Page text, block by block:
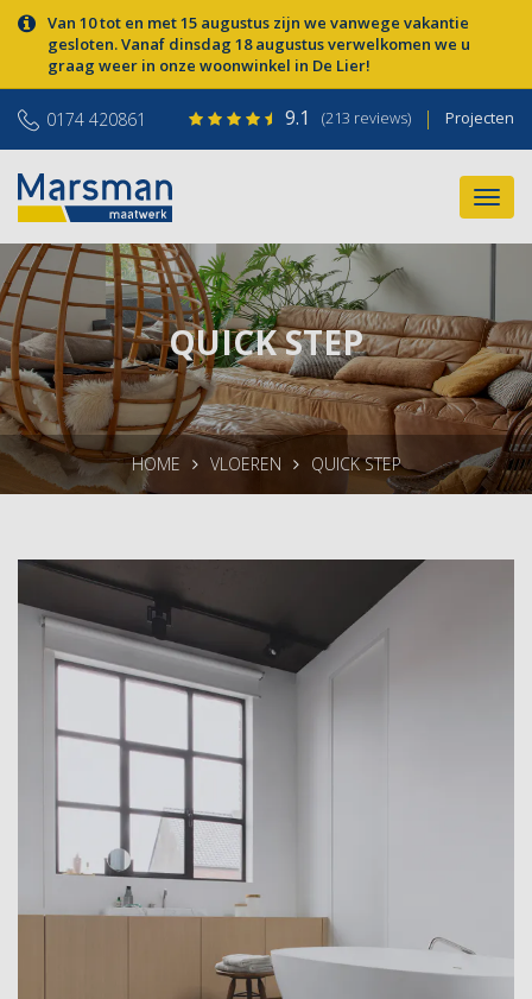
Van 10 tot en met 15 augustus zijn we vanwege vakantie
gesloten. Vanaf dinsdag 18 augustus verwelkomen we u
graag weer in onze woonwinkel in De Lier!
0174 420861 9.1 (213 reviews) | Projecten
QUICK STEP
HOME VLOEREN QUICK STEP